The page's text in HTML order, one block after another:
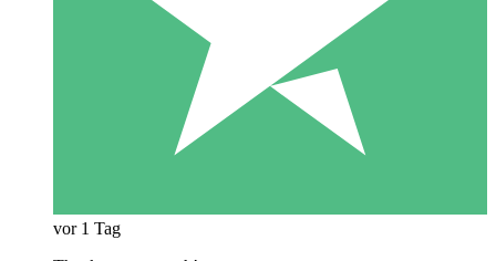
vor 1 Tag